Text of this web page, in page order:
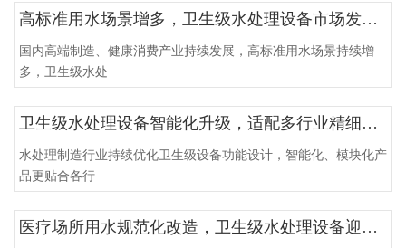
高标准用水场景增多，卫生级水处理设备市场发展前景向好
国内高端制造、健康消费产业持续发展，高标准用水场景持续增
多，卫生级水处···
卫生级水处理设备智能化升级，适配多行业精细化用水需求
水处理制造行业持续优化卫生级设备功能设计，智能化、模块化产
品更贴合各行···
医疗场所用水规范化改造，卫生级水处理设备迎来替换潮